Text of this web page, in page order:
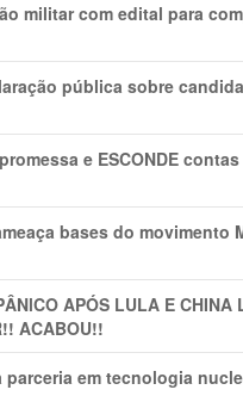
militar com edital para
pública sobre
e ESCONDE
bases do movimento
APÓS LULA E CHINA
ACABOU!!
em tecnologia